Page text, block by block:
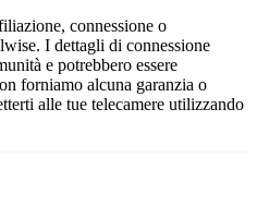
connessione o
I dettagli di connessione
e potrebbero essere
forniamo alcuna garanzia o
alle tue telecamere utilizzando